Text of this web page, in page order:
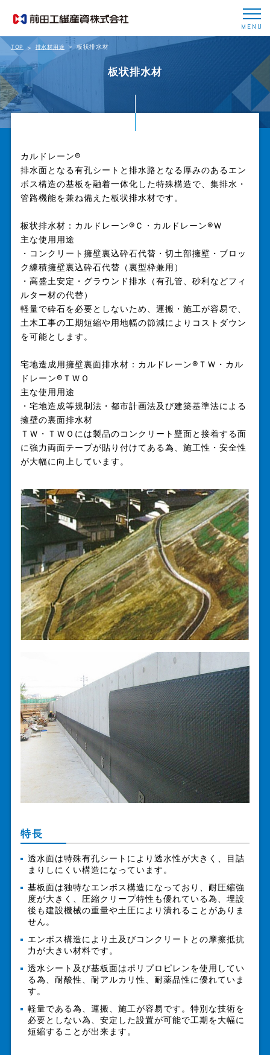
MENU
TOP 排水材用途 板状排水材
板状排水材
カルドレーン®
排水面となる有孔シートと排水路となる厚みのあるエン
ボス構造の基板を融着一体化した特殊構造で、集排水・
管路機能を兼ね備えた板状排水材です。
板状排水材：カルドレーン®Ｃ・カルドレーン®Ｗ
主な使用用途
・コンクリート擁壁裏込砕石代替・切土部擁壁・ブロッ
ク練積擁壁裏込砕石代替（裏型枠兼用）
・高盛土安定・グラウンド排水（有孔管、砂利などフィ
ルター材の代替）
軽量で砕石を必要としないため、運搬・施工が容易で、
土木工事の工期短縮や用地幅の節減によりコストダウン
を可能とします。
宅地造成用擁壁裏面排水材：カルドレーン®ＴＷ・カル
ドレーン®ＴＷＯ
主な使用用途
・宅地造成等規制法・都市計画法及び建築基準法による
擁壁の裏面排水材
ＴＷ・ＴＷＯには製品のコンクリート壁面と接着する面
に強力両面テープが貼り付けてある為、施工性・安全性
が大幅に向上しています。
特長
透水面は特殊有孔シートにより透水性が大きく、目詰
まりしにくい構造になっています。
基板面は独特なエンボス構造になっており、耐圧縮強
度が大きく、圧縮クリープ特性も優れている為、埋設
後も建設機械の重量や土圧により潰れることがありま
せん。
エンボス構造により土及びコンクリートとの摩擦抵抗
力が大きい材料です。
透水シート及び基板面はポリプロピレンを使用してい
る為、耐酸性、耐アルカリ性、耐薬品性に優れていま
す。
軽量である為、運搬、施工が容易です。特別な技術を
必要としない為、安定した設置が可能で工期を大幅に
短縮することが出来ます。